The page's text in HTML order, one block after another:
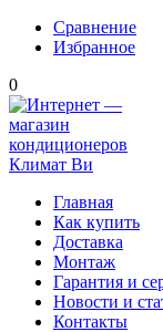
Сравнение
Избранное
0
Главная
Как купить
Доставка
Монтаж
Гарантия и
Новости и
Контакты